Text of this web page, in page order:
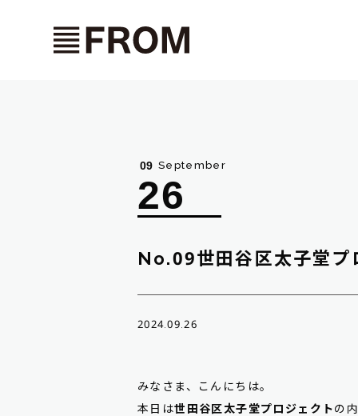
09 September
26
No.09世田谷区太子堂
2024.09.26
みなさま、こんにちは。
本日は世田谷区太子堂プロジェクトの